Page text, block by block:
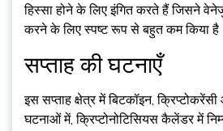
हिस्सा होने के लिए इंगित करते हैं जिसने
करने के लिए स्पष्ट रूप से बहुत कम किया
सप्ताह की घटनाएँ
इस सप्ताह क्षेत्र में बिटकॉइन,
घटनाओं में, क्रिप्टोनोटिसियस कैलेंडर में